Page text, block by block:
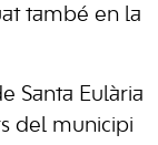
també en la
Santa Eulària
del municipi